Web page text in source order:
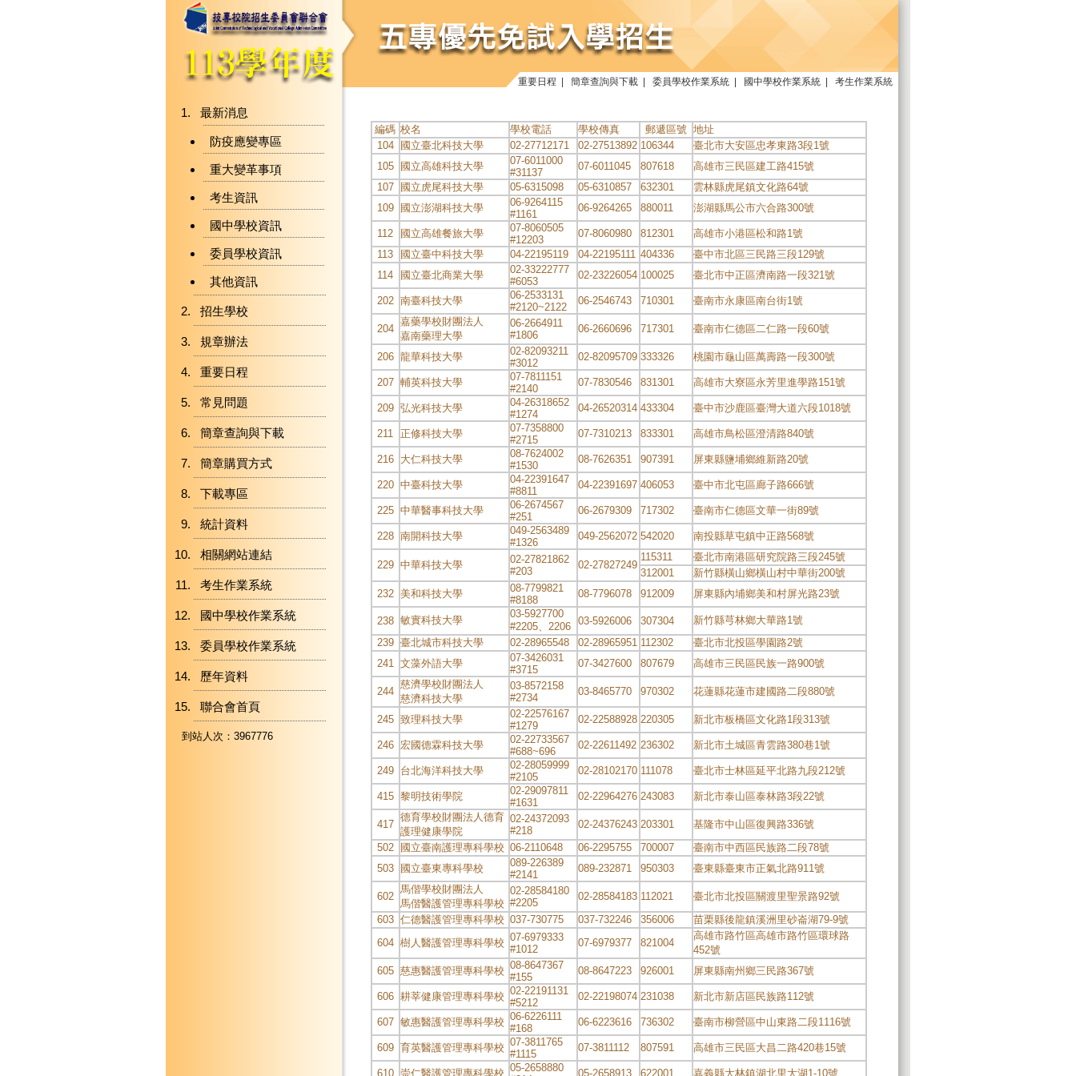
重要日程 簡章查詢與下載 委員學校作業系統 國中學校作業系統 考生作業系統
最新消息
防疫應變專區
重大變革事項
考生資訊
國中學校資訊
委員學校資訊
其他資訊
招生學校
規章辦法
重要日程
常見問題
簡章查詢與下載
簡章購買方式
下載專區
統計資料
相關網站連結
考生作業系統
國中學校作業系統
委員學校作業系統
歷年資料
聯合會首頁
到站人次：3967776
編碼 校名 學校電話 學校傳真 郵遞區號 地址
104
國立臺北科技大學 02-27712171 02-27513892 106344
臺北市大安區忠孝東路3段1號
105
國立高雄科技大學
07-6011000
#31137
07-6011045 807618
高雄市三民區建工路415號
107
國立虎尾科技大學 05-6315098 05-6310857 632301
雲林縣虎尾鎮文化路64號
109
國立澎湖科技大學
06-9264115
#1161
06-9264265 880011 澎湖縣馬公市六合路300號
112 國立高雄餐旅大學
07-8060505
#12203
07-8060980 812301
高雄市小港區松和路1號
113
國立臺中科技大學 04-22195119 04-22195111 404336
臺中市北區三民路三段129號
114
國立臺北商業大學
02-33222777
#6053
02-23226054 100025 臺北市中正區濟南路一段321號
202 南臺科技大學
06-2533131
#2120~2122
06-2546743 710301 臺南市永康區南台街1號
204
嘉藥學校財團法人
嘉南藥理大學
06-2664911
#1806
06-2660696 717301 臺南市仁德區二仁路一段60號
206 龍華科技大學
02-82093211
#3012
02-82095709 333326 桃園市龜山區萬壽路一段300號
207 輔英科技大學
07-7811151
#2140
07-7830546 831301 高雄市大寮區永芳里進學路151號
209 弘光科技大學
04-26318652
#1274
04-26520314 433304 臺中市沙鹿區臺灣大道六段1018號
211 正修科技大學
07-7358800
#2715
07-7310213 833301 高雄市鳥松區澄清路840號
216 大仁科技大學
08-7624002
#1530
08-7626351 907391 屏東縣鹽埔鄉維新路20號
220 中臺科技大學
04-22391647
#8811
04-22391697 406053 臺中市北屯區廊子路666號
225 中華醫事科技大學
06-2674567
#251
06-2679309 717302 臺南市仁德區文華一街89號
228 南開科技大學
049-2563489
#1326
049-2562072 542020 南投縣草屯鎮中正路568號
229 中華科技大學
02-27821862
#203
02-27827249
115311
臺北市南港區研究院路三段245號
312001
新竹縣橫山鄉橫山村中華街200號
232 美和科技大學
08-7799821
#8188
08-7796078 912009 屏東縣內埔鄉美和村屏光路23號
238 敏實科技大學
03-5927700
#2205、2206
03-5926006 307304
新竹縣芎林鄉大華路1號
239 臺北城市科技大學 02-28965548 02-28965951 112302
臺北市北投區學園路2號
241 文藻外語大學
07-3426031
#3715
07-3427600 807679 高雄市三民區民族一路900號
244
慈濟學校財團法人
慈濟科技大學
03-8572158
#2734
03-8465770 970302 花蓮縣花蓮市建國路二段880號
245 致理科技大學
02-22576167
#1279
02-22588928 220305 新北市板橋區文化路1段313號
246 宏國德霖科技大學
02-22733567
#688~696
02-22611492 236302 新北市土城區青雲路380巷1號
249 台北海洋科技大學
02-28059999
#2105
02-28102170 111078 臺北市士林區延平北路九段212號
415 黎明技術學院
02-29097811
#1631
02-22964276 243083 新北市泰山區泰林路3段22號
417
德育學校財團法人德育
護理健康學院
02-24372093
#218
02-24376243 203301
基隆市中山區復興路336號
502
國立臺南護理專科學校 06-2110648 06-2295755 700007
臺南市中西區民族路二段78號
503
國立臺東專科學校
089-226389
#2141
089-232871 950303 臺東縣臺東市正氣北路911號
602
馬偕學校財團法人
馬偕醫護管理專科學校
02-28584180
#2205
02-28584183 112021
臺北市北投區關渡里聖景路92號
603 仁德醫護管理專科學校 037-730775 037-732246 356006
苗栗縣後龍鎮溪洲里砂崙湖79-9號
604 樹人醫護管理專科學校 07-6979333
#1012
07-6979377 821004
高雄市路竹區高雄市路竹區環球路
452號
605 慈惠醫護管理專科學校 08-8647367
#155
08-8647223 926001 屏東縣南州鄉三民路367號
606 耕莘健康管理專科學校 02-22191131
#5212
02-22198074 231038 新北市新店區民族路112號
607 敏惠醫護管理專科學校 06-6226111
#168
06-6223616 736302 臺南市柳營區中山東路二段1116號
609 育英醫護管理專科學校 07-3811765
#1115
07-3811112 807591 高雄市三民區大昌二路420巷15號
610 崇仁醫護管理專科學校 05-2658880
05-2658913 622001 嘉義縣大林鎮湖北里大湖1-10號